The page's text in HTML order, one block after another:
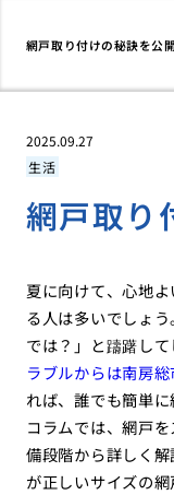
網戸取り付けの秘訣を公開
2025.09.27
生活
網戸取り
夏に向けて、心地
る人は多いでしょ
では？」と躊躇し
ラブルからは南房
れば、誰でも簡単
コラムでは、網戸
備段階から詳しく
が正しいサイズの